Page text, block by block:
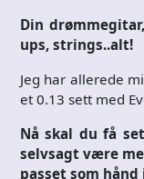
Din
ups, strings..alt!
Jeg har allerede
et 0.13 sett med
Nå skal du få
selvsagt være
passet som